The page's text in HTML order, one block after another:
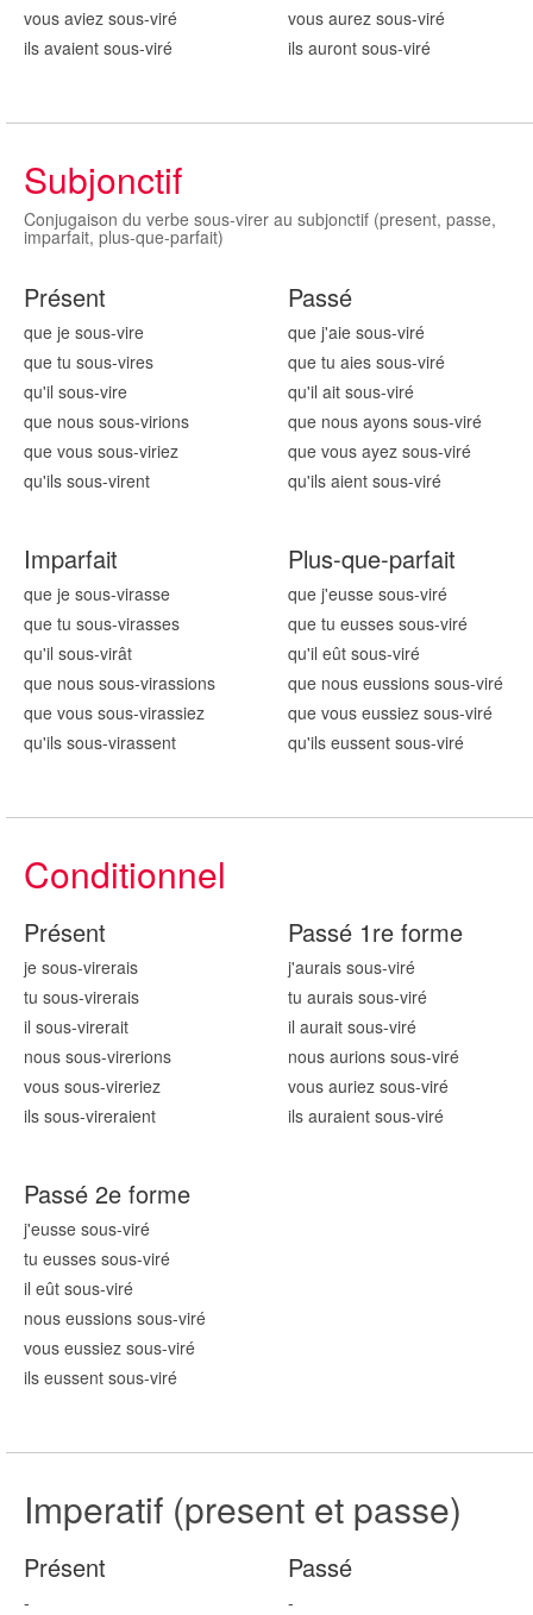
vous aviez sous-viré
ils avaient sous-viré
vous aurez sous-viré
ils auront sous-viré
Subjonctif
Conjugaison du verbe sous-virer au subjonctif (present, passe,
imparfait, plus-que-parfait)
Présent
que je sous-vire
que tu sous-vires
qu'il sous-vire
que nous sous-virions
que vous sous-viriez
qu'ils sous-virent
Passé
que j'aie sous-viré
que tu aies sous-viré
qu'il ait sous-viré
que nous ayons sous-viré
que vous ayez sous-viré
qu'ils aient sous-viré
Imparfait
que je sous-virasse
que tu sous-virasses
qu'il sous-virât
que nous sous-virassions
que vous sous-virassiez
qu'ils sous-virassent
Plus-que-parfait
que j'eusse sous-viré
que tu eusses sous-viré
qu'il eût sous-viré
que nous eussions sous-viré
que vous eussiez sous-viré
qu'ils eussent sous-viré
Conditionnel
Présent
je sous-virerais
tu sous-virerais
il sous-virerait
nous sous-virerions
vous sous-vireriez
ils sous-vireraient
Passé 1re forme
j'aurais sous-viré
tu aurais sous-viré
il aurait sous-viré
nous aurions sous-viré
vous auriez sous-viré
ils auraient sous-viré
Passé 2e forme
j'eusse sous-viré
tu eusses sous-viré
il eût sous-viré
nous eussions sous-viré
vous eussiez sous-viré
ils eussent sous-viré
Imperatif (present et passe)
Présent
-
Passé
-